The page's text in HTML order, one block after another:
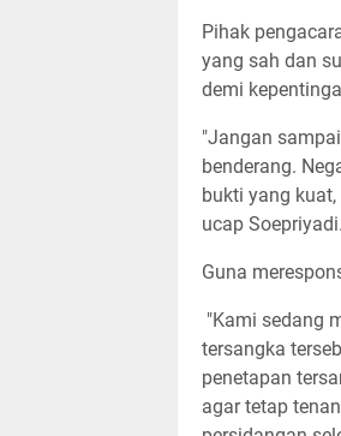
​Pihak
yang sah dan
demi
"Jangan
benderang.
bukti yang
ucap Soepriyadi.
Guna
"Kami sedang
tersangka
penetapan
agar tetap